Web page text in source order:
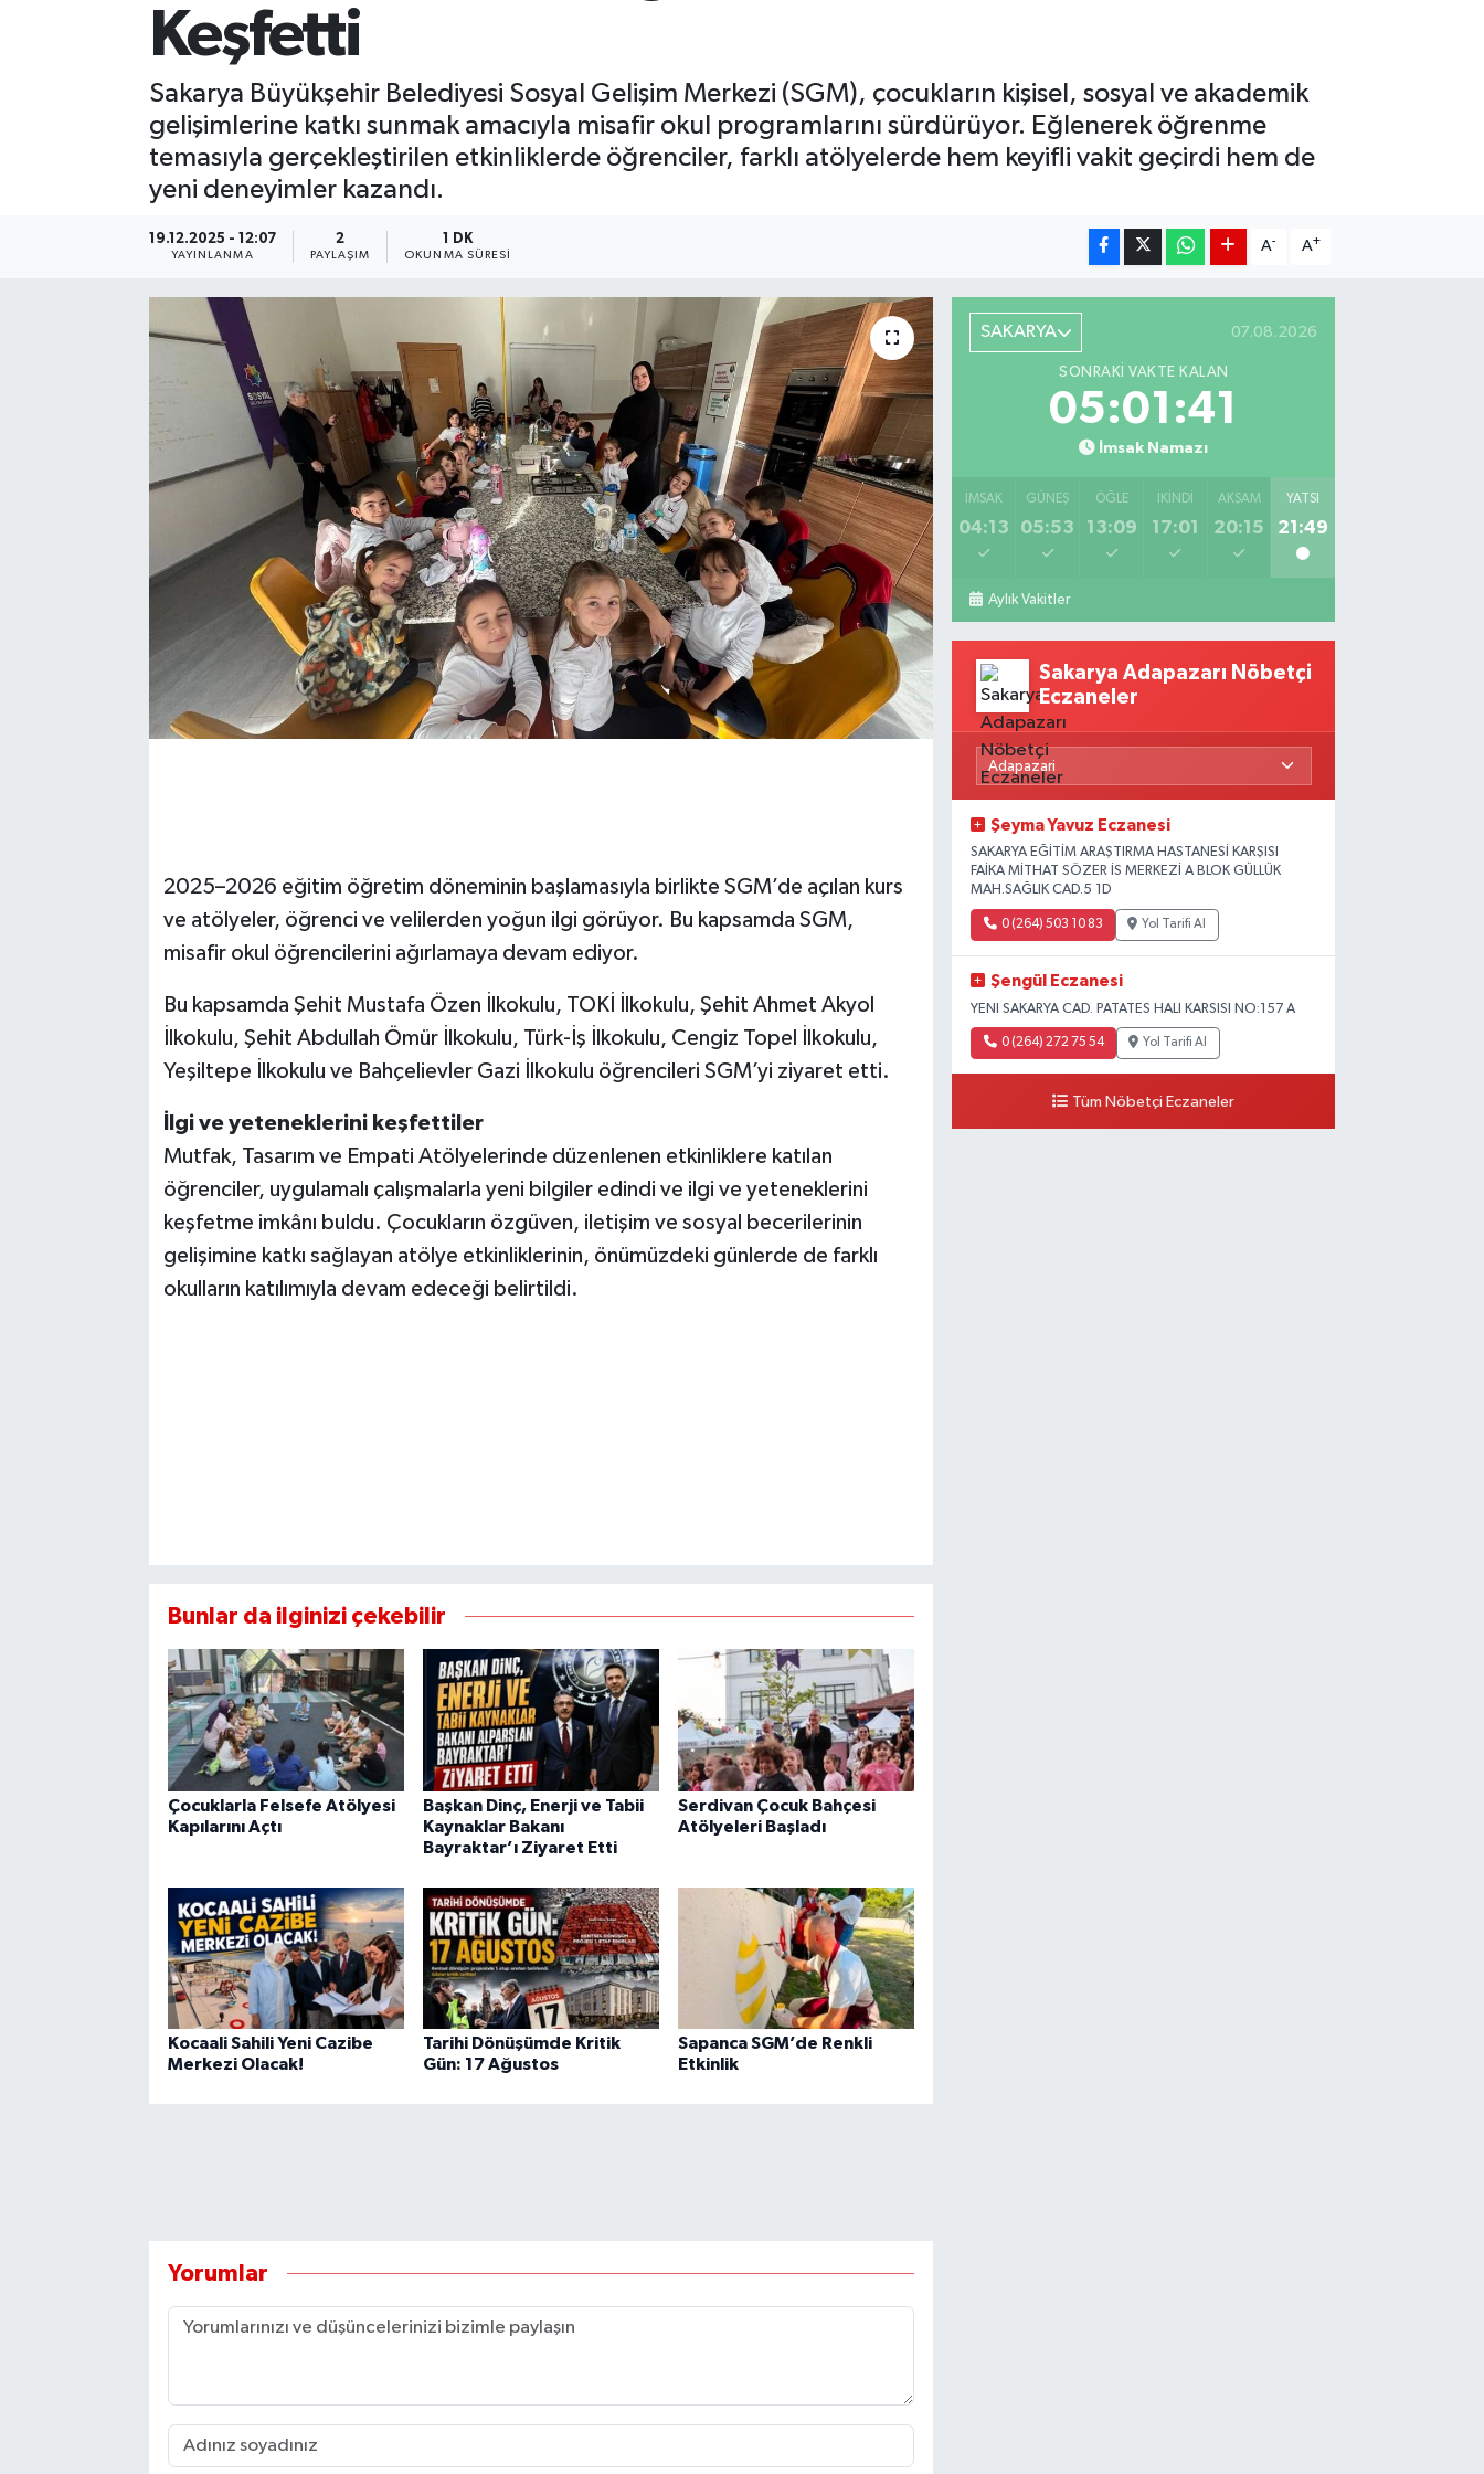
Keşfetti
Sakarya Büyükşehir Belediyesi Sosyal Gelişim Merkezi (SGM), çocukların kişisel, sosyal ve akademik
gelişimlerine katkı sunmak amacıyla misafir okul programlarını sürdürüyor. Eğlenerek öğrenme
temasıyla gerçekleştirilen etkinliklerde öğrenciler, farklı atölyelerde hem keyifli vakit geçirdi hem de
yeni deneyimler kazandı.
19.12.2025 - 12:07
YAYINLANMA
2
PAYLAŞIM
1 DK
OKUNMA SÜRESI
A- A+
2025–2026 eğitim öğretim döneminin başlamasıyla birlikte SGM’de açılan kurs
ve atölyeler, öğrenci ve velilerden yoğun ilgi görüyor. Bu kapsamda SGM,
misafir okul öğrencilerini ağırlamaya devam ediyor.
Bu kapsamda Şehit Mustafa Özen İlkokulu, TOKİ İlkokulu, Şehit Ahmet Akyol
İlkokulu, Şehit Abdullah Ömür İlkokulu, Türk-İş İlkokulu, Cengiz Topel İlkokulu,
Yeşiltepe İlkokulu ve Bahçelievler Gazi İlkokulu öğrencileri SGM’yi ziyaret etti.
İlgi ve yeteneklerini keşfettiler
Mutfak, Tasarım ve Empati Atölyelerinde düzenlenen etkinliklere katılan
öğrenciler, uygulamalı çalışmalarla yeni bilgiler edindi ve ilgi ve yeteneklerini
keşfetme imkânı buldu. Çocukların özgüven, iletişim ve sosyal becerilerinin
gelişimine katkı sağlayan atölye etkinliklerinin, önümüzdeki günlerde de farklı
okulların katılımıyla devam edeceği belirtildi.
Bunlar da ilginizi çekebilir
Çocuklarla Felsefe Atölyesi
Kapılarını Açtı
Başkan Dinç, Enerji ve Tabii
Kaynaklar Bakanı
Bayraktar’ı Ziyaret Etti
Serdivan Çocuk Bahçesi
Atölyeleri Başladı
Kocaali Sahili Yeni Cazibe
Merkezi Olacak!
Tarihi Dönüşümde Kritik
Gün: 17 Ağustos
Sapanca SGM’de Renkli
Etkinlik
Yorumlar
SAKARYA 07.08.2026
SONRAKI VAKTE KALAN
05:01:40
İmsak Namazı
İMSAK
04:13
GÜNEŞ
05:53
ÖĞLE
13:09
İKINDI
17:01
AKŞAM
20:15
YATSI
21:49
Aylık Vakitler
Sakarya Adapazarı Nöbetçi
Eczaneler
Şeyma Yavuz Eczanesi
SAKARYA EĞİTİM ARAŞTIRMA HASTANESİ KARŞISI
FAİKA MİTHAT SÖZER İS MERKEZİ A BLOK GÜLLÜK
MAH.SAĞLIK CAD.5 1D
0 (264) 503 10 83 Yol Tarifi Al
Şengül Eczanesi
YENI SAKARYA CAD. PATATES HALI KARSISI NO:157 A
0 (264) 272 75 54 Yol Tarifi Al
Tüm Nöbetçi Eczaneler